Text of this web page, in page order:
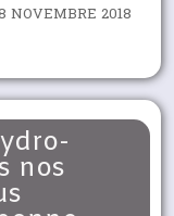
NOVEMBRE 2018
nos